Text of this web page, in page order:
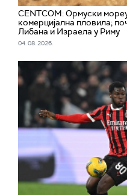
CENTCOM: Ормуски
комерцијална пловила;
Либана и Израела у Риму
04. 08. 2026.